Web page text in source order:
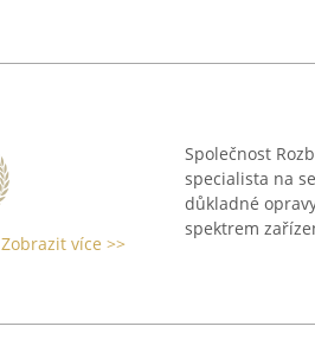
Zobrazit více >>
Společnost
specialista na
důkladné
spektrem